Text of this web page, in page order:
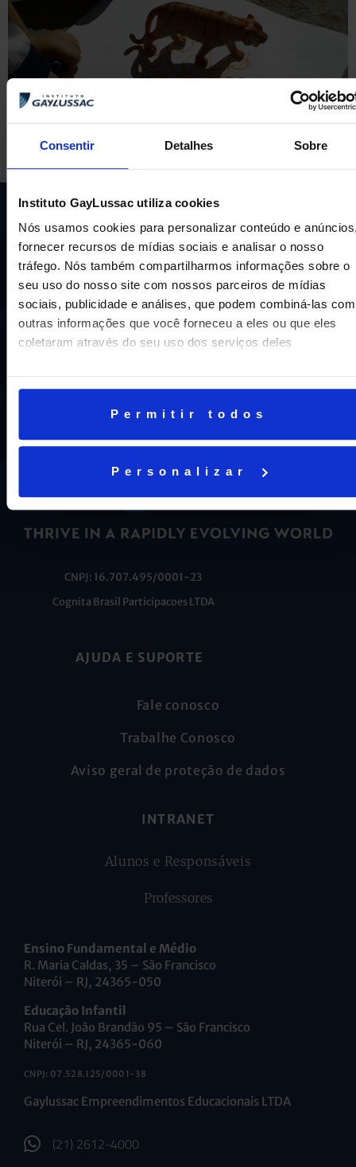
Consentir Detalhes Sobre
Instituto GayLussac utiliza cookies
Nós usamos cookies para personalizar conteúdo e
fornecer recursos de mídias sociais e analisar o nosso
tráfego. Nós também compartilharmos informações sobre o
seu uso do nosso site com nossos parceiros de mídias
sociais, publicidade e análises, que podem combiná-las com
outras informações que você forneceu a eles ou que eles
coletaram através do seu uso dos serviços deles
Permitir todos
Personalizar
Uma escola com mais de 70 anos de tradição e
compromisso de oferecer aos nossos alunos uma
educação inovadora e de vanguarda. A excelência está em
nosso DNA e por isso temos 16 anos como líderes do
ENEM em Niterói, somos a segunda melhor escola do
Estado e a sétima do Brasil.
CNPJ: 16.707.495/0001-23
Cognita Brasil Participacoes LTDA
AJUDA E SUPORTE
Fale conosco
Trabalhe Conosco
Aviso geral de proteção de dados
INTRANET
Alunos e Responsáveis
Professores
Ensino Fundamental e Médio
R. Maria Caldas, 35 – São Francisco
Niterói – RJ, 24365-050
Educação Infantil
Rua Cel. João Brandão 95 – São Francisco
Niterói – RJ, 24365-060
CNPJ: 07.528.125/0001-38
Gaylussac Empreendimentos Educacionais LTDA
(21) 2612-4000